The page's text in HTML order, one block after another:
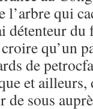
l’arbre qui
détenteur
qu’un
de
et ailleurs,
sous